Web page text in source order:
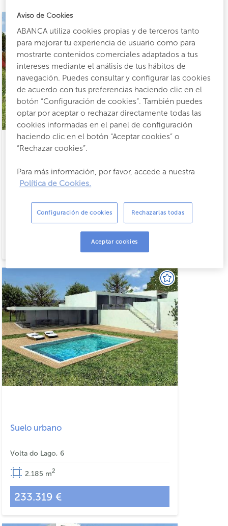
Suelo urbano
2
Suelo urbano
Volta do Lago, 6
2.185 m2
233.319 €
Aviso de Cookies
ABANCA utiliza cookies propias y de terceros tanto
para mejorar tu experiencia de usuario como para
mostrarte contenidos comerciales adaptados a tus
intereses mediante el análisis de tus hábitos de
navegación. Puedes consultar y configurar las cookies
de acuerdo con tus preferencias haciendo clic en el
botón “Configuración de cookies”. También puedes
optar por aceptar o rechazar directamente todas las
cookies informadas en el panel de configuración
haciendo clic en el botón “Aceptar cookies” o
“Rechazar cookies”.
Para más información, por favor, accede a nuestra
Política de Cookies.
Configuración de cookies
Aceptar cookies
Rechazarlas todas